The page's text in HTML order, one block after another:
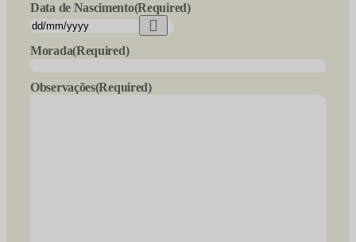
Data de Nascimento(Required)
Morada(Required)
Observações(Required)